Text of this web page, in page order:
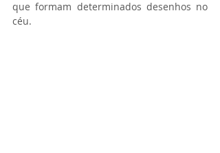
que formam determinados desenhos no
céu.